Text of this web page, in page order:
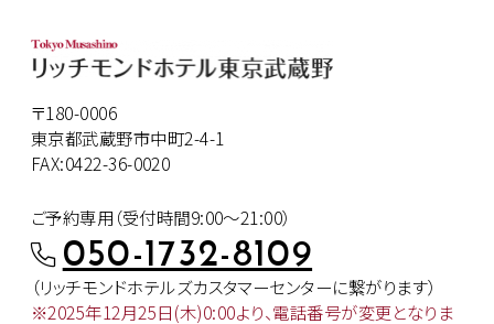
〒180-0006
東京都武蔵野市中町2-4-1
FAX:0422-36-0020
ご予約専用（受付時間9:00～21:00）
050-1732-8109
（リッチモンドホテルズカスタマーセンターに繋がります）
※2025年12月25日(木)0:00より、電話番号が変更となりま